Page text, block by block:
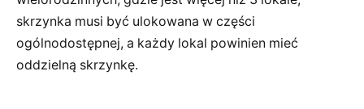
skrzynka musi być ulokowana w części
ogólnodostępnej, a każdy lokal powinien mieć
oddzielną skrzynkę.